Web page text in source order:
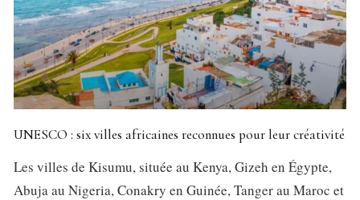
UNESCO : six villes africaines reconnues pour leur créativité
Les villes de Kisumu, située au Kenya, Gizeh en Égypte,
Abuja au Nigeria, Conakry en Guinée, Tanger au Maroc et